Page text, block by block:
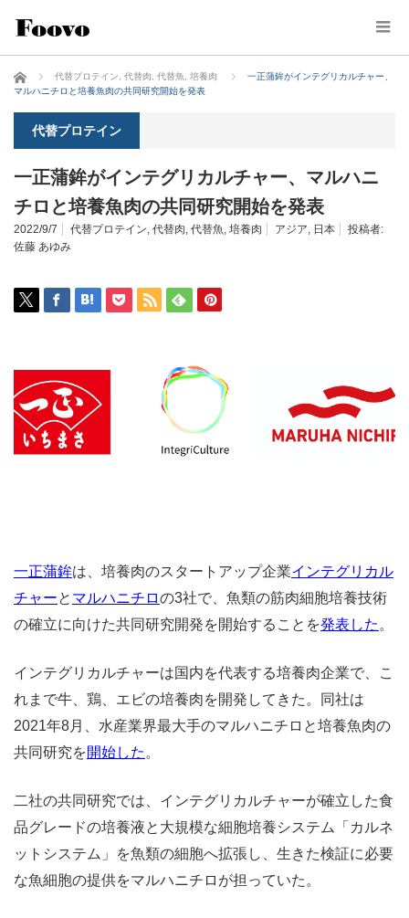
ホーム 代替プロテイン 代替肉 代替魚 培養肉
一正蒲鉾がインテグリカルチャー、
マルハニチロと培養魚肉の共同研究開始を発表
代替プロテイン
一正蒲鉾がインテグリカルチャー、マルハニ
チロと培養魚肉の共同研究開始を発表
2022/9/7 代替プロテイン, 代替肉, 代替魚, 培養肉 アジア, 日本
投稿者:
佐藤 あゆみ
一正蒲鉾は、培養肉のスタートアップ企業インテグリカル
チャーと マルハニチロの3社で、魚類の筋肉細胞培養技術
の確立に向けた共同研究開発を開始することを発表した 。
インテグリカルチャーは国内を代表する培養肉企業で、こ
れまで牛、鶏、エビの培養肉を開発してきた。同社は
2021年8月、水産業界最大手のマルハニチロと培養魚肉の
共同研究を開始した 。
二社の共同研究では、インテグリカルチャーが確立した食
品グレードの培養液と大規模な細胞培養システム「カルネ
ットシステム」を魚類の細胞へ拡張し、生きた検証に必要
な魚細胞の提供をマルハニチロが担っていた。